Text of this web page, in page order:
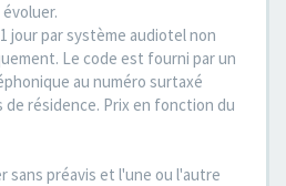
jour par système audiotel non
Le code est fourni par un
au numéro surtaxé
résidence. Prix en fonction du
sans préavis et l'une ou l'autre